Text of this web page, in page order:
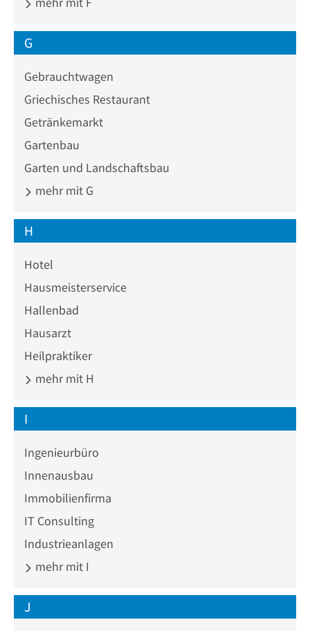
G
Gebrauchtwagen
Griechisches Restaurant
Getränkemarkt
Gartenbau
Garten und Landschaftsbau
mehr mit G
H
Hotel
Hausmeisterservice
Hallenbad
Hausarzt
Heilpraktiker
mehr mit H
I
Ingenieurbüro
Innenausbau
Immobilienfirma
IT Consulting
Industrieanlagen
mehr mit I
J